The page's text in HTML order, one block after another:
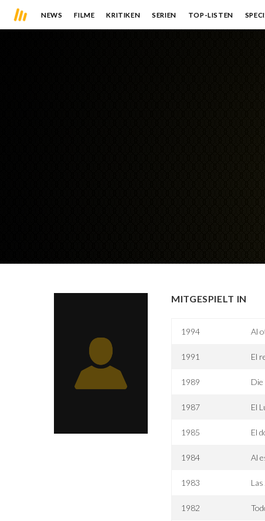
NEWS FILME KRITIKEN SERIEN TOP-LISTEN
MITGESPIELT IN
1994 Al
1991 El
1989 Die
1987 El
1985 El
1984 Al
1983
1982